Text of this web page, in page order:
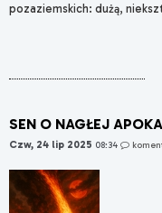
pozaziemskich: dużą,
SEN O NAGŁEJ
Czw, 24 lip 2025 08:34